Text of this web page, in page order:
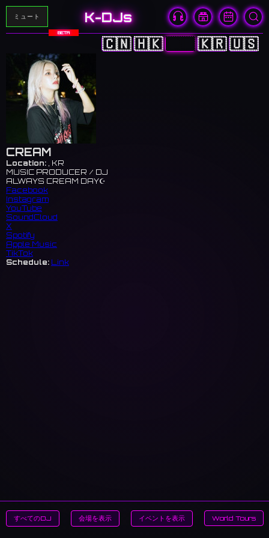
ミュート K-DJs
BETA
🇨🇳🇭🇰🇯🇵 🇰🇷🇺🇸
CREAM
Location: , KR
MUSIC PRODUCER / DJ
ALWAYS CREAM DAY☪️
Facebook
Instagram
YouTube
SoundCloud
X
Spotify
Apple Music
TikTok
Schedule: Link
すべてのDJ 会場を表示 イベントを表示 World Tours